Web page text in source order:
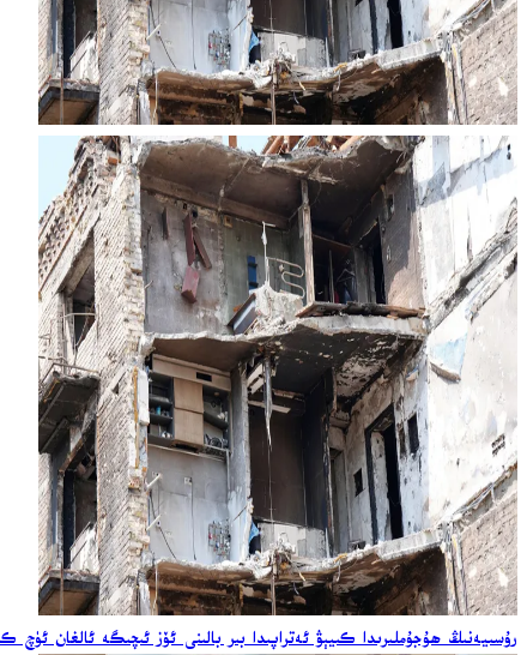
رۇسىيەنىڭ ھۇجۇملىرىدا كىيېۋ ئەتراپىدا بىر بالىنى ئۆز ئىچىگە ئالغان